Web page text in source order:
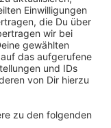
eines